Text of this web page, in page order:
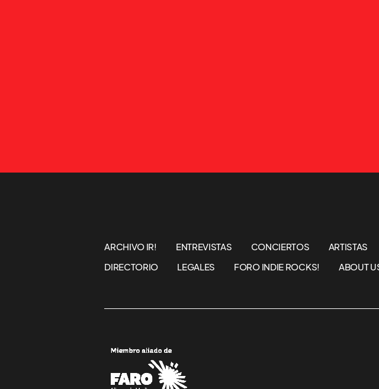
ARCHIVO IR! ENTREVISTAS CONCIERTOS ARTISTAS
DIRECTORIO
LEGALES FORO INDIE ROCKS! ABOUT